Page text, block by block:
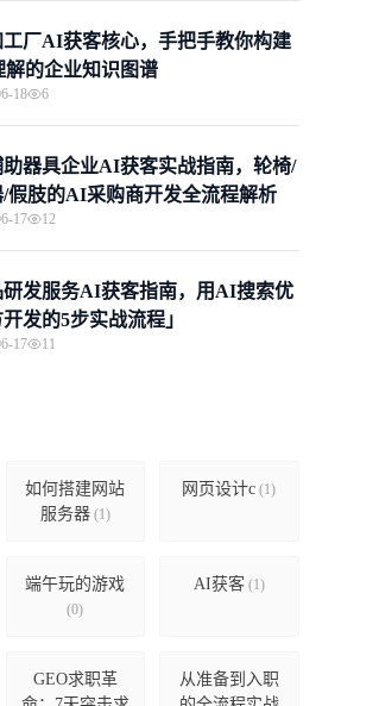
工厂AI获客核心，手把手教你构建
解的企业知识图谱
18 6
助器具企业AI获客实战指南，轮椅/
假肢的AI采购商开发全流程解析
17 12
研发服务AI获客指南，用AI搜索优
发的5步实战流程」
17 11
如何搭建网站
服务器(1)
网页设计c (1)
端午玩的游戏
(0)
AI获客(1)
GEO求职革
从准备到入职